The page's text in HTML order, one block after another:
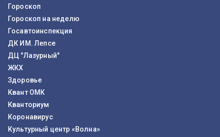
Гороскоп
Гороскоп на неделю
Госавтоинспекция
ДК ИМ. Лепсе
ДЦ "Лазурный"
ЖКХ
Здоровье
Квант ОМК
Кванториум
Коронавирус
Культурный центр «Волна»